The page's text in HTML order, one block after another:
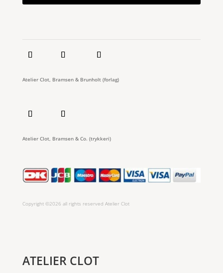
Atelier Clot, Bramsen & Brunholt (forlag)
Atelier Clot, Bramsen & Co. (trykkeri)
Copyright ©2026 all rights reserved Atelier Clot
ATELIER CLOT